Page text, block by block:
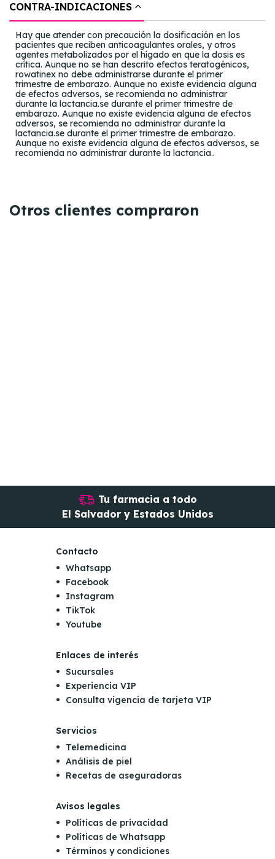
CONTRA-INDICACIONES
Hay que atender con precaución la dosificación en los
pacientes que reciben anticoagulantes orales, y otros
agentes metabolizados por el hígado en que la dosis es
crítica. Aunque no se han descrito efectos teratogénicos,
rowatinex no debe administrarse durante el primer
trimestre de embarazo. Aunque no existe evidencia alguna
de efectos adversos, se recomienda no administrar
durante la lactancia.se durante el primer trimestre de
embarazo. Aunque no existe evidencia alguna de efectos
adversos, se recomienda no administrar durante la
lactancia.se durante el primer trimestre de embarazo.
Aunque no existe evidencia alguna de efectos adversos, se
recomienda no administrar durante la lactancia..
Otros clientes compraron
Tu farmacia a todo
El Salvador y Estados Unidos
Contacto
Whatsapp
Facebook
Instagram
TikTok
Youtube
Enlaces de interés
Sucursales
Experiencia VIP
Consulta vigencia de tarjeta VIP
Servicios
Telemedicina
Análisis de piel
Recetas de aseguradoras
Avisos legales
Políticas de privacidad
Políticas de Whatsapp
Términos y condiciones